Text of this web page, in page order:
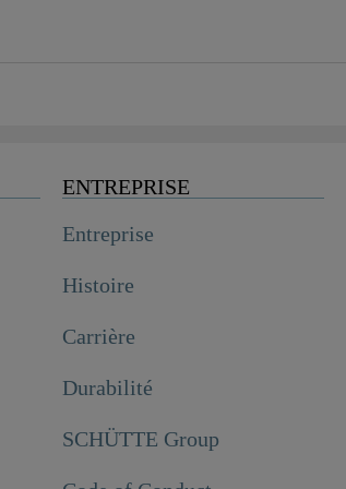
ENTREPRISE
Entreprise
Histoire
Carrière
Durabilité
SCHÜTTE Group